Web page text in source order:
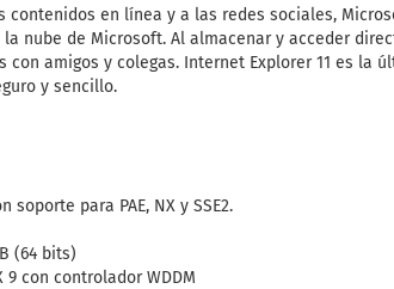
en línea y a las redes sociales,
nube de Microsoft. Al almacenar y acceder
amigos y colegas. Internet Explorer 11 es la
y sencillo.
para PAE, NX y SSE2.
(64 bits)
con controlador WDDM